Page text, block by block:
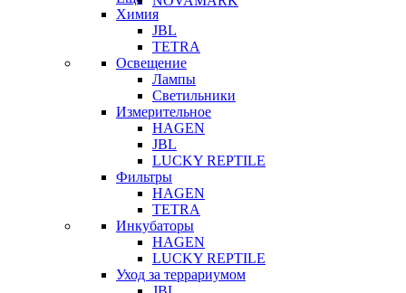
Химия
JBL
TETRA
Освещение
Лампы
Светильники
Измерительное
HAGEN
JBL
LUCKY REPTILE
Фильтры
HAGEN
TETRA
Инкубаторы
HAGEN
LUCKY REPTILE
Уход за террариумом